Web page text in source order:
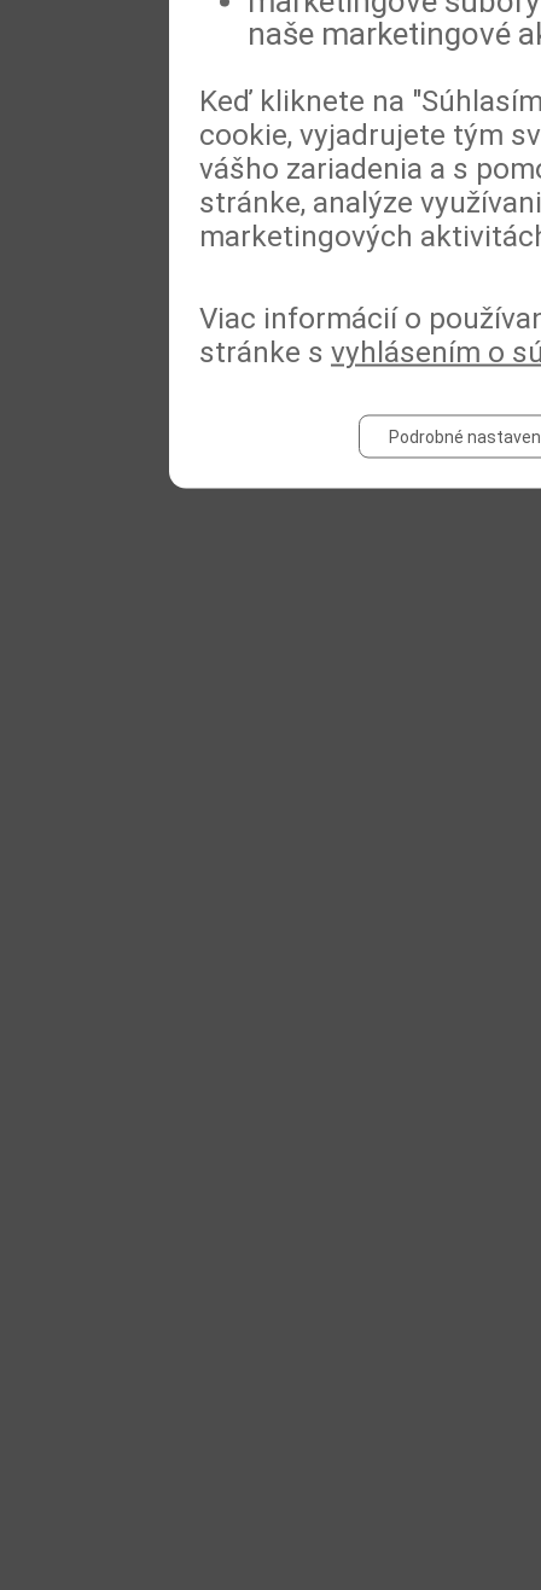
naše marketingové
Keď kliknete na
cookie, vyjadrujete tým
vášho zariadenia a s
stránke, analýze
marketingových
Viac informácií o
stránke s vyhlásením o
Podrobné